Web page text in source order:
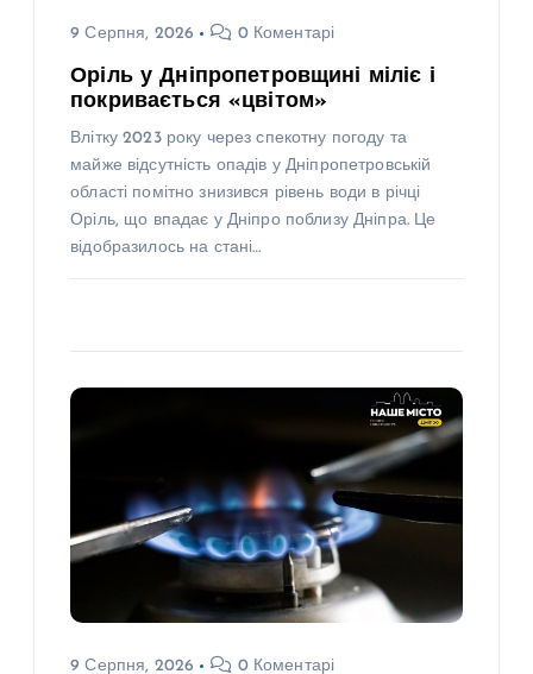
9 Серпня, 2026 0 Коментарі
Оріль у Дніпропетровщині міліє і
покривається «цвітом»
Влітку 2023 року через спекотну погоду та
майже відсутність опадів у Дніпропетровській
області помітно знизився рівень води в річці
Оріль, що впадає у Дніпро поблизу Дніпра. Це
відобразилось на стані…
9 Серпня, 2026 0 Коментарі